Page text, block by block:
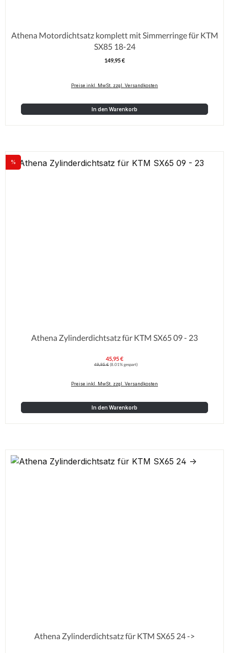
Athena Motordichtsatz komplett mit Simmerringe für KTM
SX85 18-24
Regulärer Preis:
149,95 €
Preise inkl. MwSt. zzgl. Versandkosten
In den Warenkorb
Rabatt
%
Athena Zylinderdichtsatz für KTM SX65 09 - 23
Verkaufspreis:
45,95 €
Regulärer Preis:
49,95 € (8.01% gespart)
Preise inkl. MwSt. zzgl. Versandkosten
In den Warenkorb
Athena Zylinderdichtsatz für KTM SX65 24 ->